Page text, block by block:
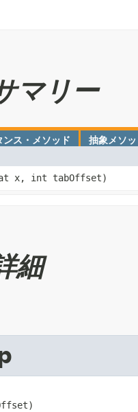
マリー
ンス・メソッド 抽象メソ
x, int tabOffset)
細